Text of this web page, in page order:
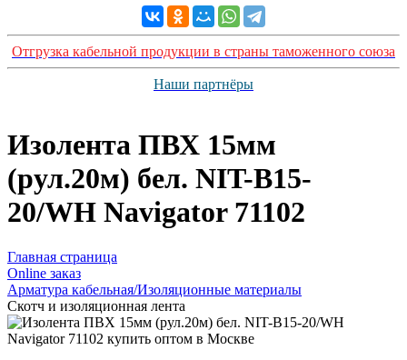
Отгрузка кабельной продукции в страны таможенного союза
Наши партнёры
Изолента ПВХ 15мм
(рул.20м) бел. NIT-B15-
20/WH Navigator 71102
Главная страница
Оnline заказ
Арматура кабельная/Изоляционные материалы
Скотч и изоляционная лента